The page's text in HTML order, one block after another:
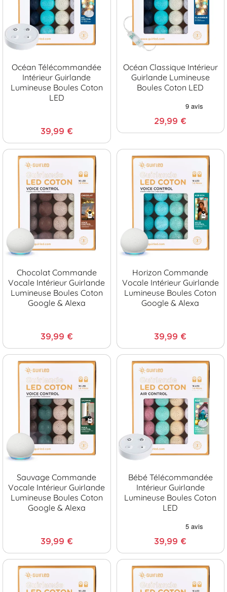
Océan Télécommandée
Intérieur Guirlande
Lumineuse Boules Coton
LED
39,99 €
Océan Classique Intérieur
Guirlande Lumineuse
Boules Coton LED
29,99 €
Chocolat Commande
Vocale Intérieur Guirlande
Lumineuse Boules Coton
Google & Alexa
39,99 €
Horizon Commande
Vocale Intérieur Guirlande
Lumineuse Boules Coton
Google & Alexa
39,99 €
Sauvage Commande
Vocale Intérieur Guirlande
Lumineuse Boules Coton
Google & Alexa
39,99 €
Bébé Télécommandée
Intérieur Guirlande
Lumineuse Boules Coton
LED
39,99 €